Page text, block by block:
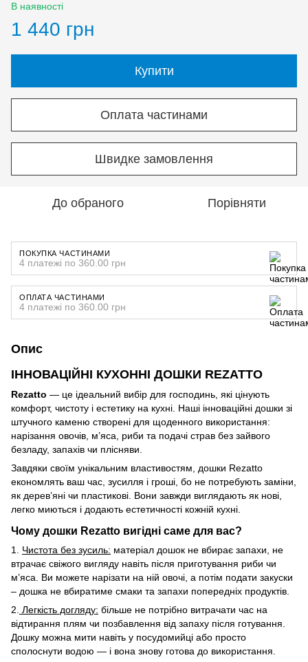
В наявності
1 440 грн
Купити
Оплата частинами
Швидке замовлення
До обраного Порівняти
ПОКУПКА ЧАСТИНАМИ
4 платежі по 360.00 грн
ОПЛАТА ЧАСТИНАМИ
4 платежі по 360.00 грн
Опис
ІННОВАЦІЙНІ КУХОННІ ДОШКИ REZATTO
Rezatto — це ідеальний вибір для господинь, які цінують
комфорт, чистоту і естетику на кухні. Наші інноваційні дошки зі
штучного каменю створені для щоденного використання:
нарізання овочів, м’яса, риби та подачі страв без зайвого
безладу, запахів чи плісняви.
Завдяки своїм унікальним властивостям, дошки Rezatto
економлять ваш час, зусилля і гроші, бо не потребують заміни,
як дерев’яні чи пластикові. Вони завжди виглядають як нові,
легко миються і додають естетичності кожній кухні.
Чому дошки Rezatto вигідні саме для вас?
1. Чистота без зусиль: матеріал дошок не вбирає запахи, не
втрачає свіжого вигляду навіть після приготування риби чи
м’яса. Ви можете нарізати на ній овочі, а потім подати закуски
– дошка не вбиратиме смаки та запахи попередніх продуктів.
2. Легкість догляду: більше не потрібно витрачати час на
відтирання плям чи позбавлення від запаху після готування.
Дошку можна мити навіть у посудомийці або просто
сполоснути водою — і вона знову готова до використання.